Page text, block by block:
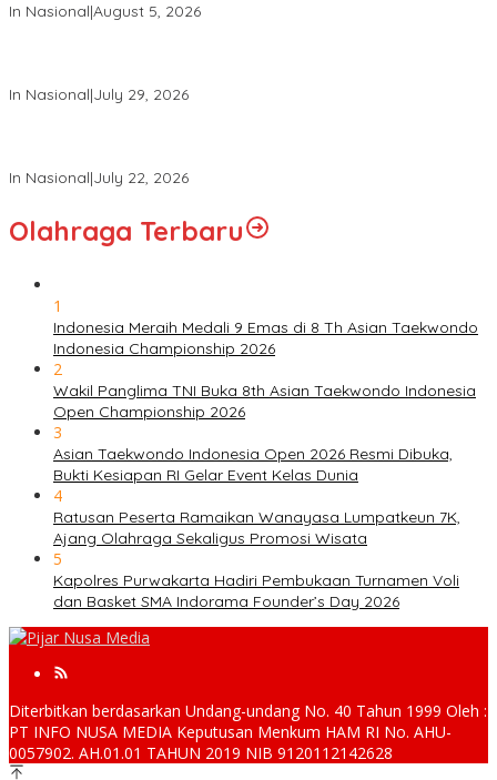
In Nasional|August 5, 2026
In Nasional|July 29, 2026
In Nasional|July 22, 2026
Olahraga Terbaru
1
Indonesia Meraih Medali 9 Emas di 8 Th Asian Taekwondo
Indonesia Championship 2026
2
Wakil Panglima TNI Buka 8th Asian Taekwondo Indonesia
Open Championship 2026
3
Asian Taekwondo Indonesia Open 2026 Resmi Dibuka,
Bukti Kesiapan RI Gelar Event Kelas Dunia
4
Ratusan Peserta Ramaikan Wanayasa Lumpatkeun 7K,
Ajang Olahraga Sekaligus Promosi Wisata
5
Kapolres Purwakarta Hadiri Pembukaan Turnamen Voli
dan Basket SMA Indorama Founder’s Day 2026
Diterbitkan berdasarkan Undang-undang No. 40 Tahun 1999 Oleh :
PT INFO NUSA MEDIA Keputusan Menkum HAM RI No. AHU-
0057902. AH.01.01 TAHUN 2019 NIB 9120112142628